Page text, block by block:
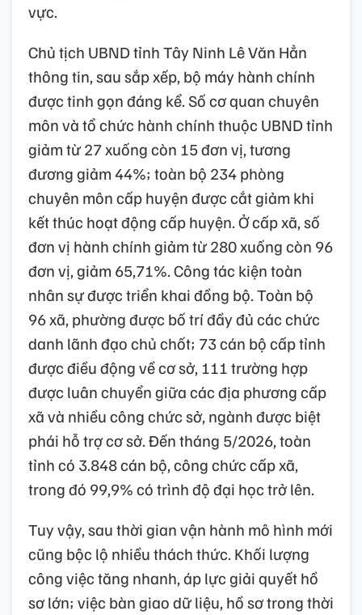
vực.
Chủ tịch UBND tỉnh Tây Ninh Lê Văn Hẳn
thông tin, sau sắp xếp, bộ máy hành chính
được tinh gọn đáng kể. Số cơ quan chuyên
môn và tổ chức hành chính thuộc UBND tỉnh
giảm từ 27 xuống còn 15 đơn vị, tương
đương giảm 44%; toàn bộ 234 phòng
chuyên môn cấp huyện được cắt giảm khi
kết thúc hoạt động cấp huyện. Ở cấp xã, số
đơn vị hành chính giảm từ 280 xuống còn 96
đơn vị, giảm 65,71%. Công tác kiện toàn
nhân sự được triển khai đồng bộ. Toàn bộ
96 xã, phường được bố trí đầy đủ các chức
danh lãnh đạo chủ chốt; 73 cán bộ cấp tỉnh
được điều động về cơ sở, 111 trường hợp
được luân chuyển giữa các địa phương cấp
xã và nhiều công chức sở, ngành được biệt
phái hỗ trợ cơ sở. Đến tháng 5/2026, toàn
tỉnh có 3.848 cán bộ, công chức cấp xã,
trong đó 99,9% có trình độ đại học trở lên.
Tuy vậy, sau thời gian vận hành mô hình mới
cũng bộc lộ nhiều thách thức. Khối lượng
công việc tăng nhanh, áp lực giải quyết hồ
sơ lớn; việc bàn giao dữ liệu, hồ sơ trong thời